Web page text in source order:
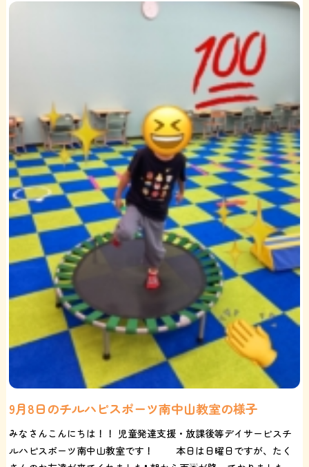
9月8日のチルハピスポーツ南中山教室の様子
みなさんこんにちは！！ 児童発達支援・放課後等デイサービスチ
ルハピスポーツ南中山教室です！ 本日は日曜日ですが、たく